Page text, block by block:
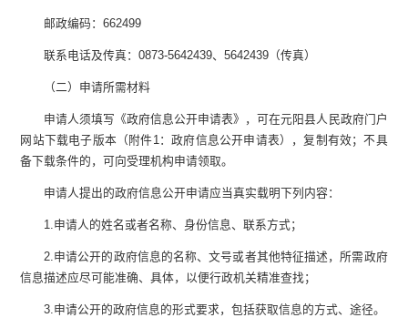
邮政编码： 662499
联系电话及传真： 0873-5642439、 5642439（传真）
（二）申请所需材料
申请人须填写《政府信息公开申请表》，可在元阳县人民政府门户
网站下载电子版本（附件1：政府信息公开申请表），复制有效；不具
备下载条件的，可向受理机构申请领取。
申请人提出的政府信息公开申请应当真实载明下列内容：
1.申请人的姓名或者名称、身份信息、联系方式；
2.申请公开的政府信息的名称、文号或者其他特征描述，所需政府
信息描述应尽可能准确、具体，以便行政机关精准查找；
3.申请公开的政府信息的形式要求，包括获取信息的方式、途径。